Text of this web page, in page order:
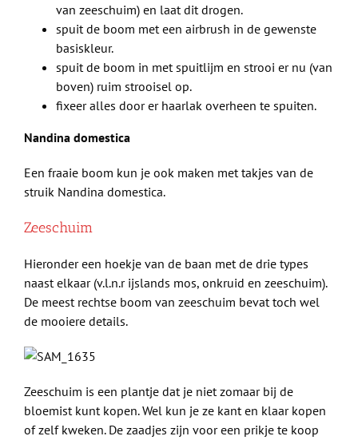
van zeeschuim) en laat dit drogen.
spuit de boom met een airbrush in de gewenste
basiskleur.
spuit de boom in met spuitlijm en strooi er nu (van
boven) ruim strooisel op.
fixeer alles door er haarlak overheen te spuiten.
Nandina domestica
Een fraaie boom kun je ook maken met takjes van de
struik Nandina domestica.
Zeeschuim
Hieronder een hoekje van de baan met de drie types
naast elkaar (v.l.n.r ijslands mos, onkruid en zeeschuim).
De meest rechtse boom van zeeschuim bevat toch wel
de mooiere details.
Zeeschuim is een plantje dat je niet zomaar bij de
bloemist kunt kopen. Wel kun je ze kant en klaar kopen
of zelf kweken. De zaadjes zijn voor een prikje te koop